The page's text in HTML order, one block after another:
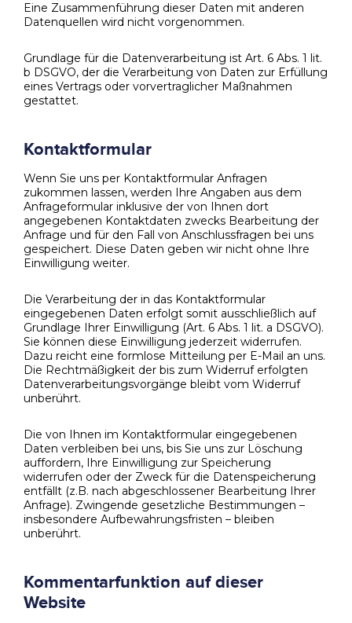
Eine Zusammenführung dieser Daten mit anderen
Datenquellen wird nicht vorgenommen.
Grundlage für die Datenverarbeitung ist Art. 6 Abs. 1 lit.
b DSGVO, der die Verarbeitung von Daten zur Erfüllung
eines Vertrags oder vorvertraglicher Maßnahmen
gestattet.
Kontaktformular
Wenn Sie uns per Kontaktformular Anfragen
zukommen lassen, werden Ihre Angaben aus dem
Anfrageformular inklusive der von Ihnen dort
angegebenen Kontaktdaten zwecks Bearbeitung der
Anfrage und für den Fall von Anschlussfragen bei uns
gespeichert. Diese Daten geben wir nicht ohne Ihre
Einwilligung weiter.
Die Verarbeitung der in das Kontaktformular
eingegebenen Daten erfolgt somit ausschließlich auf
Grundlage Ihrer Einwilligung (Art. 6 Abs. 1 lit. a DSGVO).
Sie können diese Einwilligung jederzeit widerrufen.
Dazu reicht eine formlose Mitteilung per E-Mail an uns.
Die Rechtmäßigkeit der bis zum Widerruf erfolgten
Datenverarbeitungsvorgänge bleibt vom Widerruf
unberührt.
Die von Ihnen im Kontaktformular eingegebenen
Daten verbleiben bei uns, bis Sie uns zur Löschung
auffordern, Ihre Einwilligung zur Speicherung
widerrufen oder der Zweck für die Datenspeicherung
entfällt (z.B. nach abgeschlossener Bearbeitung Ihrer
Anfrage). Zwingende gesetzliche Bestimmungen –
insbesondere Aufbewahrungsfristen – bleiben
unberührt.
Kommentarfunktion auf dieser
Website